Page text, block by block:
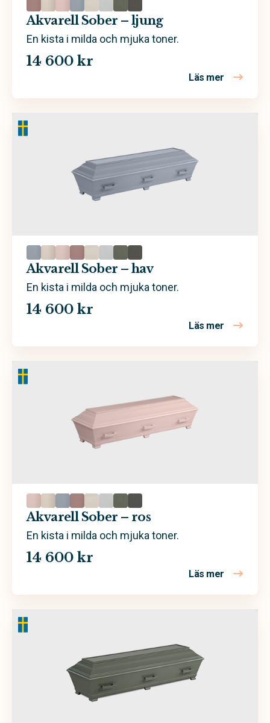
Akvarell Sober – ljung
En kista i milda och mjuka toner.
14 600 kr
Läs mer om
Akvarell Sober – hav
En kista i milda och mjuka toner.
14 600 kr
Läs mer om
Akvarell Sober – ros
En kista i milda och mjuka toner.
14 600 kr
Läs mer om